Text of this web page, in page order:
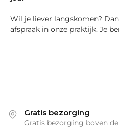
Wil je liever langskomen?
afspraak in onze praktijk. Je
Gratis bezorging
Gratis bezorging boven